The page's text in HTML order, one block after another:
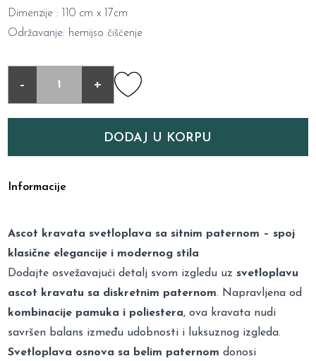
Dimenzije : 110 cm x 17cm
Održavanje: hemijso čišćenje
- +
DODAJ U KORPU
Informacije
Ascot kravata svetloplava sa sitnim paternom – spoj
klasične elegancije i modernog stila
Dodajte osvežavajući detalj svom izgledu uzsvetloplavu
ascot kravatu sa diskretnim paternom. Napravljena od
kombinacije pamuka i poliestera, ova kravata nudi
savršen balans između udobnosti i luksuznog izgleda.
Svetloplava osnova sa belim paternom donosi